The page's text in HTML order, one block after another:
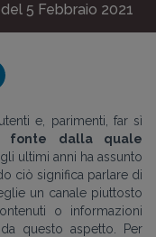
5 Febbraio 2021
e, parimenti, far sì
fonte dalla quale
ultimi anni ha assunto
ciò significa parlare di
un canale piuttosto
o informazioni
questo aspetto. Per